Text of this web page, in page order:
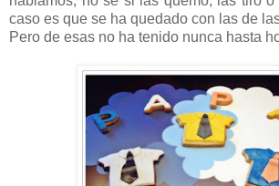
caso es que se ha quedado con las de
Pero de esas no ha tenido nunca hasta